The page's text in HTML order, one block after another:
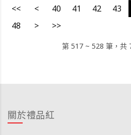
<< < 40 41 42 43
48
> >>
第 517 ~ 528 筆，共
關於禮品紅